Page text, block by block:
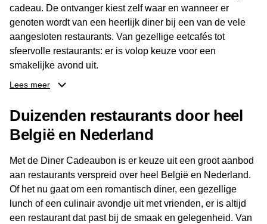
cadeau. De ontvanger kiest zelf waar en wanneer er
genoten wordt van een heerlijk diner bij een van de vele
aangesloten restaurants. Van gezellige eetcafés tot
sfeervolle restaurants: er is volop keuze voor een
smakelijke avond uit.
ontvanger eenvoudig een locatie kiezen die past bij de
smaak en gelegenheid. Zo geeft de Diner Cadeaubon niet
alleen een diner, maar ook een gezellig moment om
Lees meer
Duizenden restaurants door heel
België en Nederland
Met de Diner Cadeaubon is er keuze uit een groot aanbod
aan restaurants verspreid over heel België en Nederland.
Of het nu gaat om een romantisch diner, een gezellige
lunch of een culinair avondje uit met vrienden, er is altijd
een restaurant dat past bij de smaak en gelegenheid. Van